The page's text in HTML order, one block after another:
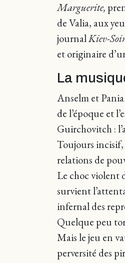
Marguerite,
de Valia, aux
journalKiev-
et originaire
La
Anselm et
de l’époque et
Guirchovitch :
Toujours incisif,
relations de
Le choc violent
survient
infernal des
Quelque peu
Mais le jeu en
perversité des